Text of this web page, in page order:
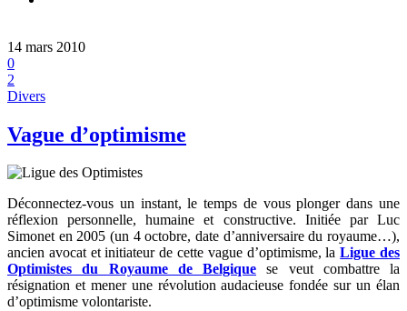
14 mars 2010
0
2
Divers
Vague d’optimisme
Déconnectez-vous un instant, le temps de vous plonger dans une
réflexion personnelle, humaine et constructive. Initiée par Luc
Simonet en 2005 (un 4 octobre, date d’anniversaire du royaume…),
ancien avocat et initiateur de cette vague d’optimisme, laLigue des
Optimistes du Royaume de Belgique se veut combattre la
résignation et mener une révolution audacieuse fondée sur un élan
d’optimisme volontariste.